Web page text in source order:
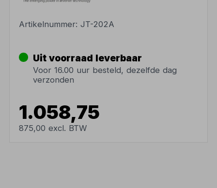
Artikelnummer:JT-202A
Uit voorraad leverbaar
Voor 16.00 uur besteld, dezelfde dag
verzonden
1.058,75
875,00 excl. BTW